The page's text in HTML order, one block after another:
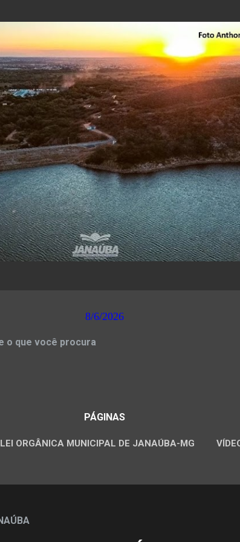
8/6/2026
o que você procura
PÁGINAS
LEI ORGÂNICA MUNICIPAL DE JANAÚBA-MG